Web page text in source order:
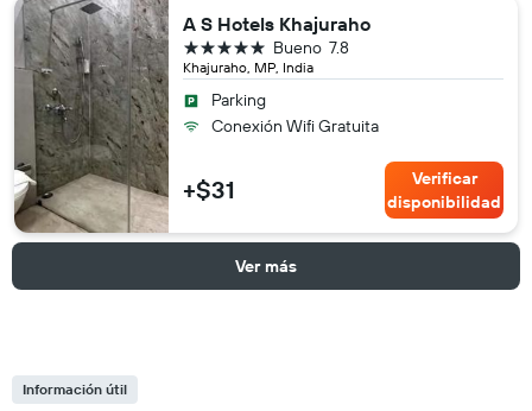
A S Hotels Khajuraho
Khajuraho, MP, India
7.8
Bueno
5 estrellas
Parking
Conexión Wifi Gratuita
+$31
Verificar
disponibilidad
Ver más
Información útil